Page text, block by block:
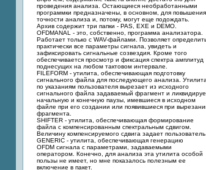
проведения анализа. Остающиеся необработанными
программки предназначены, в основном, для повышения
точности анализа и, потому, могут еще подождать.
Архив содержит три папки - PAS, EXE и DEMO.
OFDMANAL - это, собственно, программа анализатора.
Работает только с WAV-файлами. Позволяет
практически все параметры сигнала, увидеть и
зафиксировать сигнальные созвездия. Кроме того
обеспечивается просмотр и фиксация спектра амплитуд
поднесущих на любом тактовом интервале.
FILEFORM - утилита, обеспечивающая подготовку
сигнального файла для последующего анализа. Утилита
по указаниям пользователя вырезает из исходного
сигнального файла задаваемый фрагмент и
начальную и конечную паузы, имевшиеся в исходном
файле при его создании или появившиеся при
фрагмента.
SHIFTER - утилита, обеспечивающая формирование
файла с компенсированным спектральным сдвигом.
Величину компенсируемого сдвига задает пользователь.
GENERIC - утилита, обеспечивающая генерацию
OFDM сигнала с параметрами, задаваемыми
оператором. Конечно, для анализа эта утилита особой
пользы не имеет, но мне показалось полезным ее
включение в пакет.